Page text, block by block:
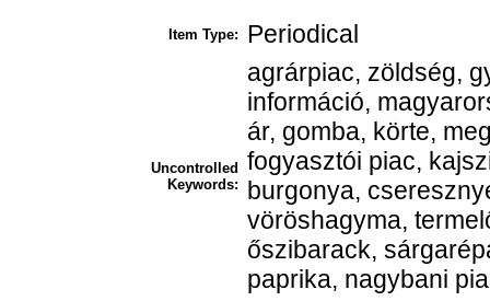
Item Type: Periodical
Uncontrolled
Keywords:
agrárpiac, zöldség,
információ,
ár, gomba, körte,
fogyasztói piac,
burgonya,
vöröshagyma,
őszibarack,
paprika, nagybani